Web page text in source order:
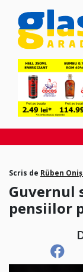
Scris de Rüben
Guvernul
pensiilor